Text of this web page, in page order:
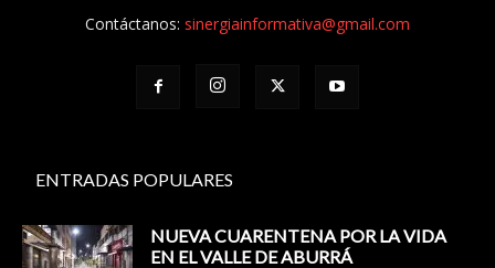
Contáctanos: sinergiainformativa@gmail.com
ENTRADAS POPULARES
NUEVA CUARENTENA POR LA VIDA
EN EL VALLE DE ABURRÁ